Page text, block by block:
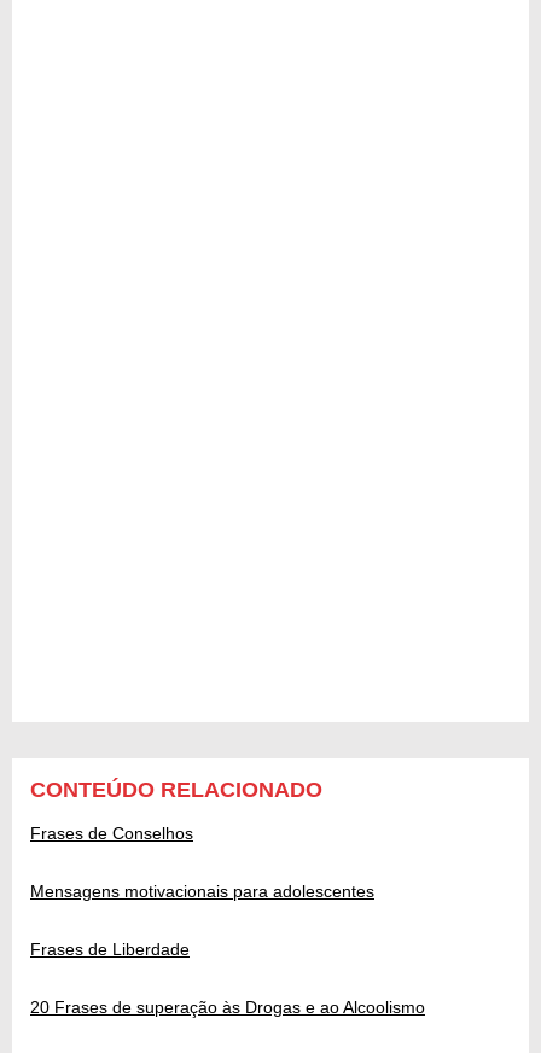
CONTEÚDO RELACIONADO
Frases de Conselhos
Mensagens motivacionais para adolescentes
Frases de Liberdade
20 Frases de superação às Drogas e ao Alcoolismo